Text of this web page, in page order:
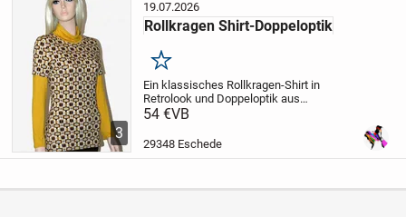
3
19.07.2026
Rollkragen Shirt-Doppeloptik
Merken
Ein klassisches Rollkragen-Shirt in
Retrolook und Doppeloptik aus
Viskosejersey ( 95 % Viskose,5 %
tragen, figurbetonte Form, Gr.36, Länge 65
54 €VB
29348 Eschede